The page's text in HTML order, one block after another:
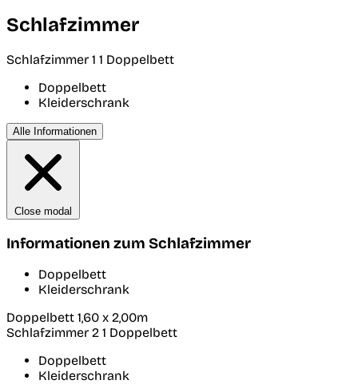
Schlafzimmer
Schlafzimmer 1 1 Doppelbett
Doppelbett
Kleiderschrank
Alle Informationen
Close modal
Informationen zum Schlafzimmer
Doppelbett
Kleiderschrank
Doppelbett 1,60 x 2,00m
Schlafzimmer 2 1 Doppelbett
Doppelbett
Kleiderschrank